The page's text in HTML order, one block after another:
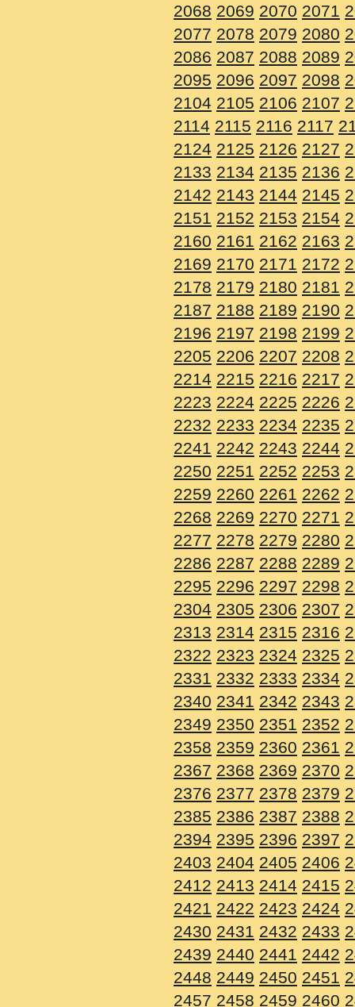
2068 2069 2070 2071
2077 2078 2079 2080
2086 2087 2088 2089
2095 2096 2097 2098
2104 2105 2106 2107
2114 2115 2116 2117
2124 2125 2126 2127
2133 2134 2135 2136
2142 2143 2144 2145
2151 2152 2153 2154
2160 2161 2162 2163
2169 2170 2171 2172
2178 2179 2180 2181
2187 2188 2189 2190
2196 2197 2198 2199
2205 2206 2207 2208
2214 2215 2216 2217
2223 2224 2225 2226
2232 2233 2234 2235
2241 2242 2243 2244
2250 2251 2252 2253
2259 2260 2261 2262
2268 2269 2270 2271
2277 2278 2279 2280
2286 2287 2288 2289
2295 2296 2297 2298
2304 2305 2306 2307
2313 2314 2315 2316
2322 2323 2324 2325
2331 2332 2333 2334
2340 2341 2342 2343
2349 2350 2351 2352
2358 2359 2360 2361
2367 2368 2369 2370
2376 2377 2378 2379
2385 2386 2387 2388
2394 2395 2396 2397
2403 2404 2405 2406
2412 2413 2414 2415
2421 2422 2423 2424
2430 2431 2432 2433
2439 2440 2441 2442
2448 2449 2450 2451
2457 2458 2459 2460